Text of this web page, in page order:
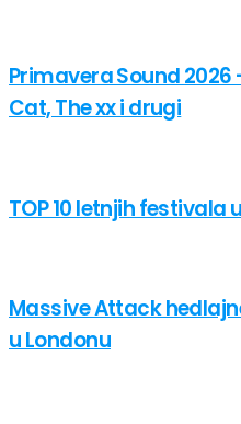
Primavera Sound 2026
Cat, The xx i drugi
TOP 10 letnjih festivala
Massive Attack
u Londonu